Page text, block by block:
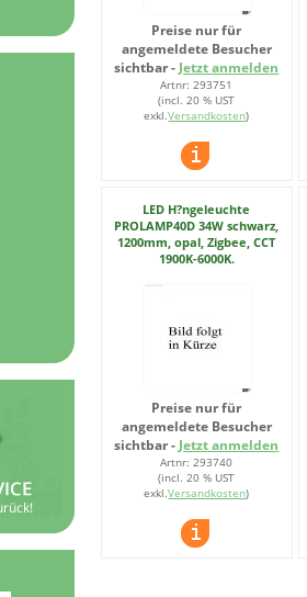
Preise nur für
angemeldete Besucher
sichtbar - Jetzt anmelden
Artnr: 293751
(incl. 20 % UST
exkl.Versandkosten)
LED H?ngeleuchte
PROLAMP40D 34W schwarz,
1200mm, opal, Zigbee, CCT
1900K-6000K.
Preise nur für
angemeldete Besucher
sichtbar - Jetzt anmelden
Artnr: 293740
(incl. 20 % UST
exkl.Versandkosten)